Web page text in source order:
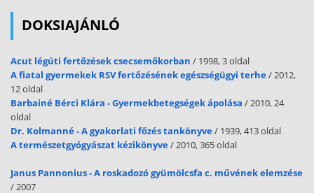
légrétegekben kondenzálódik, az így felszabaduló látens hő újra
felmelegíti a már lehűlt levegőtömeget, ami ismét megnöveli az
egy rakéta második fokozatát. A
hurrikán gyorsan forgó léghengere a szárazföldre érkezve elveszíti
nedves levegő- utánpótlását. Még így is nagy távolságot képes
azonban megtenni, hiszen hatalmas impulzus- és
impulzusmomentumtartalékai vannak. Orkánszerű szélvihar és
felhőszakadás halad a nyomában, amely a természeti környezetben
felmelegedés következtében az óceánok vize is melegszik, egyre
gyakrabban teljesül a hurrikánok létrejöttének említett feltétele. Az
DOKSIAJÁNLÓ
Acut légúti fertőzések csecsemőkorban / 1998, 3 oldal
A fiatal gyermekek RSV fertőzésének egészségügyi terhe/ 2012,
12 oldal
Barbainé Bérci Klára - Gyermekbetegségek ápolása / 2010, 24
oldal
Dr. Kolmanné - A gyakorlati főzés tankönyve/ 1939, 413 oldal
A természetgyógyászat kézikönyve/ 2010, 365 oldal
Janus Pannonius - A roskadozó gyümölcsfa c. művének elemzése
/ 2007